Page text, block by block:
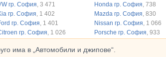
гр. София , 3 471
гр. София , 1 402
гр. София , 1 401
гр. София , 1 026
Honda гр. София , 738
Mazda гр. София , 830
Nissan гр. София , 1 066
Porsche гр. София , 933
има в „Автомобили и джипове“.